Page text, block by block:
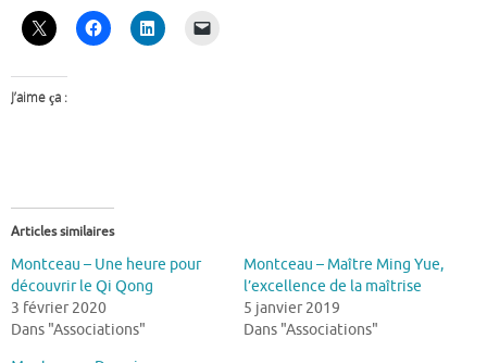
J’aime ça :
Articles similaires
Montceau – Une heure pour
découvrir le Qi Qong
3 février 2020
Dans "Associations"
Montceau – Maître Ming Yue,
l’excellence de la maîtrise
5 janvier 2019
Dans "Associations"